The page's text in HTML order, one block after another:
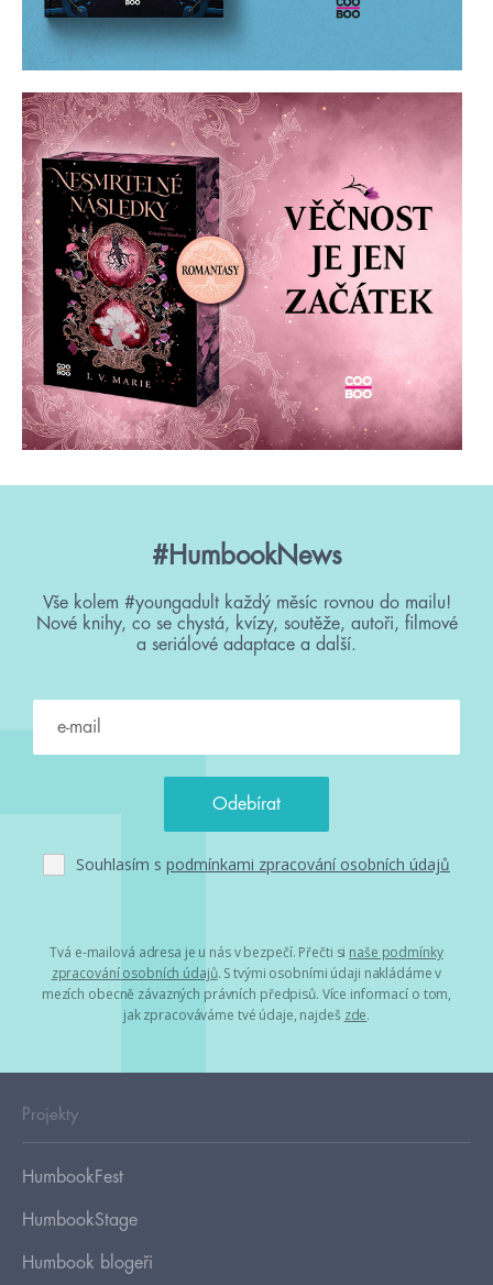
#HumbookNews
Vše kolem #youngadult každý měsíc rovnou do mailu!
Nové knihy, co se chystá, kvízy, soutěže, autoři, filmové
a seriálové adaptace a další.
Souhlasím s podmínkami zpracování osobních údajů
Tvá e-mailová adresa je u nás v bezpečí. Přečti si naše podmínky
zpracování osobních údajů. S tvými osobními údaji nakládáme v
mezích obecně závazných právních předpisů. Více informací o tom,
jak zpracováváme tvé údaje, najdeš zde.
Projekty
HumbookFest
HumbookStage
Humbook blogeři